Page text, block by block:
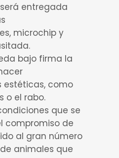
entregada
microchip y
bajo firma la
estéticas, como
o el rabo.
que se
compromiso de
al gran número
animales que